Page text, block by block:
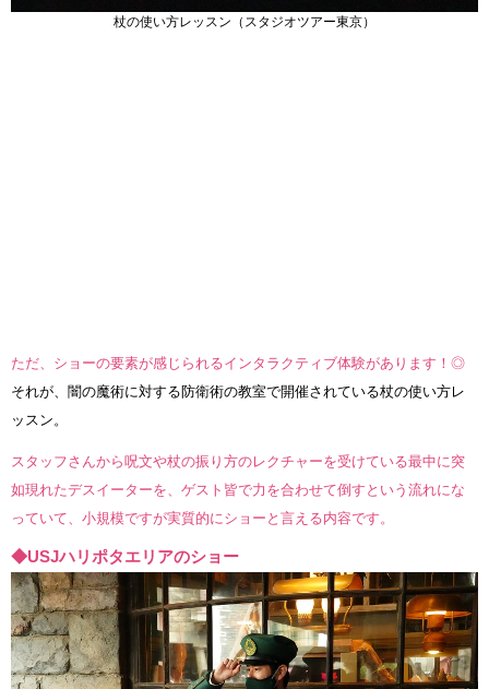
杖の使い方レッスン（スタジオツアー東京）
ただ、ショーの要素が感じられるインタラクティブ体験があります！◎
それが、闇の魔術に対する防衛術の教室で開催されている杖の使い方レ
ッスン。
スタッフさんから呪文や杖の振り方のレクチャーを受けている最中に突
如現れたデスイーターを、ゲスト皆で力を合わせて倒すという流れにな
っていて、小規模ですが実質的にショーと言える内容です。
◆USJハリポタエリアのショー